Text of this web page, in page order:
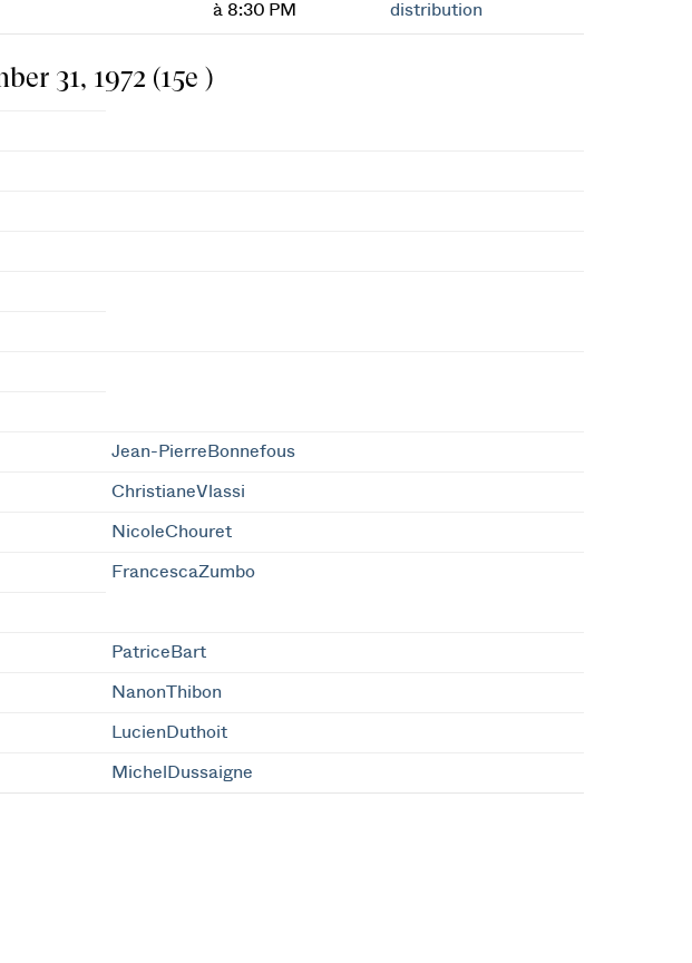
à 8:30 PM distribution
31, 1972 (15e )
Jean-PierreBonnefous
ChristianeVlassi
NicoleChouret
FrancescaZumbo
PatriceBart
NanonThibon
LucienDuthoit
MichelDussaigne